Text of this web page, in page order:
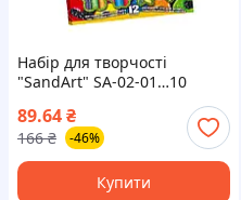
Набір для творчості
"SandArt" SA-02-01…10
фреска з піску Кіт на скейті
89.64₴
166 ₴ -46%
Купити